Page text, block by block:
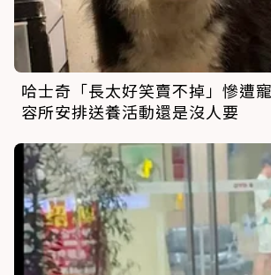
哈士奇「長太好笑賣不掉」慘遭
容所安排送養活動還是沒人要